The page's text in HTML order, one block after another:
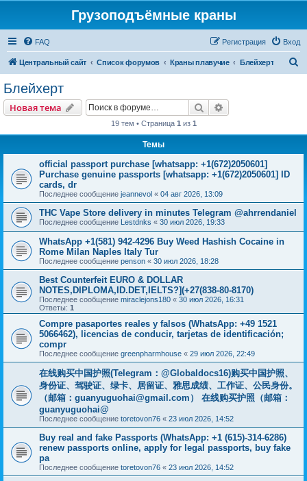
Грузоподъёмные краны
FAQ Вход
Регистрация
Центральный сайт Список форумов Краны плавучие Блейхерт
Блейхерт
Новая тема Поиск
19 тем • Страница 1 из 1
Темы
official passport purchase [whatsapp: +1(672)2050601]
Purchase genuine passports [whatsapp: +1(672)2050601] ID
cards, dr
Последнее сообщение jeannevol « 04 авг 2026, 13:09
THC Vape Store delivery in minutes Telegram @ahrrendaniel
Последнее сообщение Lestdnks « 30 июл 2026, 19:33
WhatsApp +1(581) 942-4296 Buy Weed Hashish Cocaine in
Rome Milan Naples Italy Tur
Последнее сообщение penson « 30 июл 2026, 18:28
Best Counterfeit EURO & DOLLAR
NOTES,DIPLOMA,ID.DET,IELTS?](+27(838-80-8170)
Последнее сообщение miraclejons180 « 30 июл 2026, 16:31
Ответы: 1
Compre pasaportes reales y falsos (WhatsApp: +49 1521
5066462), licencias de conducir, tarjetas de identificación;
compr
Последнее сообщение greenpharmhouse « 29 июл 2026, 22:49
在线购买中国护照(Telegram：@Globaldocs16)购买中国护照、
身份证、驾驶证、绿卡、居留证、雅思成绩、工作证、公民身份。
（邮箱： guanyuguohai@gmail.com ） 在线购买护照（邮箱：
guanyuguohai@
Последнее сообщение toretovon76 « 23 июл 2026, 14:52
Buy real and fake Passports (WhatsApp: +1 (615)-314-6286)
renew passports online, apply for legal passports, buy fake
pa
Последнее сообщение toretovon76 « 23 июл 2026, 14:52